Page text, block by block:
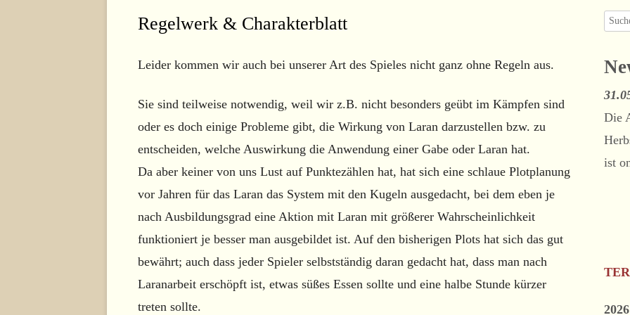
KARTE
2009
2007
2019 – FRÜHJAHR
2018 – FRÜHJAHR
2017 – HERBST
2016 – HERBST
2016 – FRÜHJAHR
Regelwerk & Charakterblatt
Leider kommen wir auch bei unserer Art des Spieles nicht ganz ohne Regeln aus.
Sie sind teilweise notwendig, weil wir z.B. nicht besonders geübt im Kämpfen sind
oder es doch einige Probleme gibt, die Wirkung von Laran darzustellen bzw. zu
entscheiden, welche Auswirkung die Anwendung einer Gabe oder Laran hat.
Da aber keiner von uns Lust auf Punktezählen hat, hat sich eine schlaue Plotplanung
vor Jahren für das Laran das System mit den Kugeln ausgedacht, bei dem eben je
nach Ausbildungsgrad eine Aktion mit Laran mit größerer Wahrscheinlichkeit
funktioniert je besser man ausgebildet ist. Auf den bisherigen Plots hat sich das gut
bewährt; auch dass jeder Spieler selbstständig daran gedacht hat, dass man nach
Laranarbeit erschöpft ist, etwas süßes Essen sollte und eine halbe Stunde kürzer
treten sollte.
nach:
Die
ist
2026